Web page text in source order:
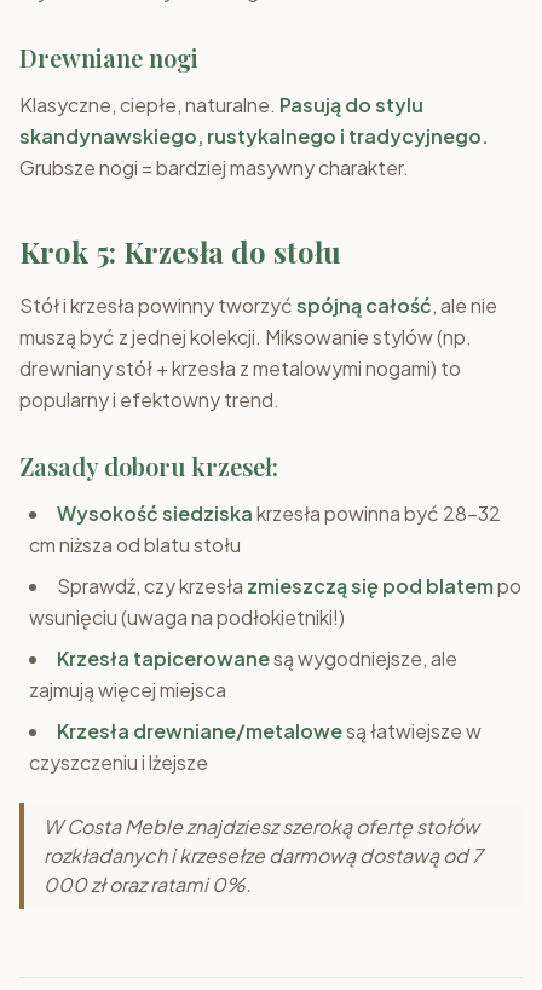
Drewniane nogi
Klasyczne, ciepłe, naturalne. Pasują do stylu
skandynawskiego, rustykalnego i tradycyjnego.
Grubsze nogi = bardziej masywny charakter.
Krok 5: Krzesła do stołu
Stół i krzesła powinny tworzyćspójną całość, ale nie
muszą być z jednej kolekcji. Miksowanie stylów (np.
drewniany stół + krzesła z metalowymi nogami) to
popularny i efektowny trend.
Zasady doboru krzeseł:
Wysokość siedziskakrzesła powinna być 28–32
cm niższa od blatu stołu
Sprawdź, czy krzesła zmieszczą się pod blatempo
wsunięciu (uwaga na podłokietniki!)
Krzesła tapicerowanesą wygodniejsze, ale
zajmują więcej miejsca
Krzesła drewniane/metalowesą łatwiejsze w
czyszczeniu i lżejsze
W Costa Meble znajdziesz szeroką ofertę stołów
rozkładanych i krzesełze darmową dostawą od 7
000 zł oraz ratami 0%.